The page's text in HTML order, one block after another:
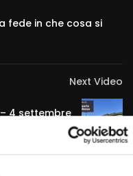
fede in che cosa si
Next Video
4 settembre
Totaro)